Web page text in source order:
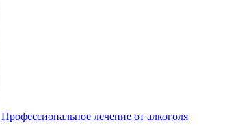
Профессиональное лечение от алкоголя